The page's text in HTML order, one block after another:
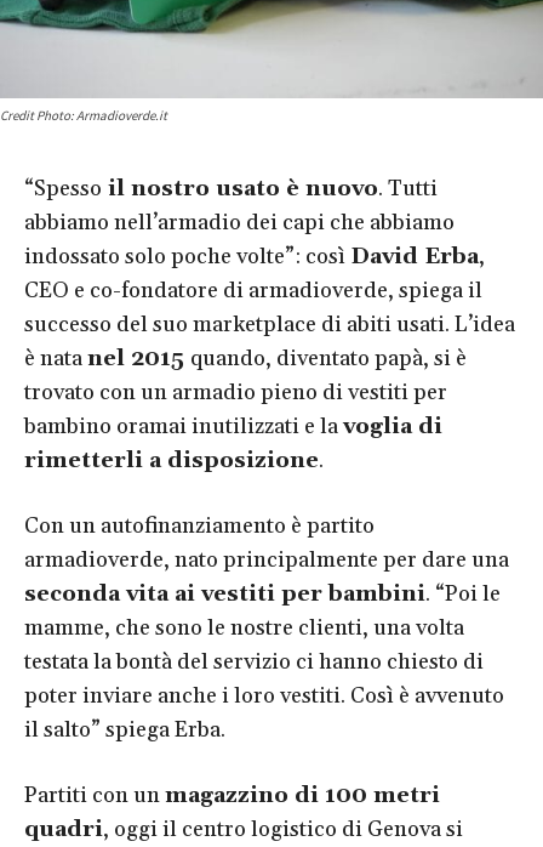
Credit Photo: Armadioverde.it
“Spesso il nostro usato è nuovo. Tutti
abbiamo nell’armadio dei capi che abbiamo
indossato solo poche volte”: così David Erba,
CEO e co-fondatore di armadioverde, spiega il
successo del suo marketplace di abiti usati. L’idea
è natanel 2015 quando, diventato papà, si è
trovato con un armadio pieno di vestiti per
bambino oramai inutilizzati e lavoglia di
rimetterli a disposizione.
Con un autofinanziamento è partito
armadioverde, nato principalmente per dare una
seconda vita ai vestiti per bambini. “Poi le
mamme, che sono le nostre clienti, una volta
testata la bontà del servizio ci hanno chiesto di
poter inviare anche i loro vestiti. Così è avvenuto
il salto” spiega Erba.
Partiti con unmagazzino di 100 metri
quadri, oggi il centro logistico di Genova si